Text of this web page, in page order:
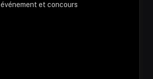
événement et concours